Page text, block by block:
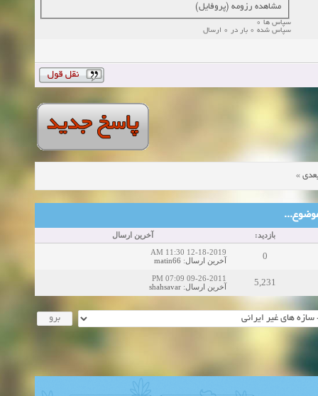
مشاهده رزومه (پروفایل)
سپاس ها 0
سپاس شده 0 بار در 0 ارسال
»
بازدید: آخرین ارسال
0
12-18-2019 11:30 AM
آخرین ارسال:
matin66
5,231
09-26-2011 07:09 PM
آخرین ارسال:
shahsavar